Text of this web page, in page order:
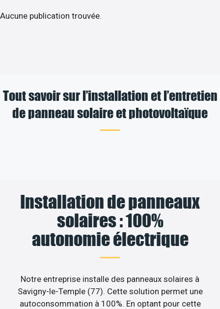
Aucune publication trouvée.
Tout savoir sur l’installation et l’entretien
de panneau solaire et photovoltaïque
Installation de panneaux
solaires : 100%
autonomie électrique
Notre entreprise installe des panneaux solaires à
Savigny-le-Temple (77). Cette solution permet une
autoconsommation à 100%. En optant pour cette